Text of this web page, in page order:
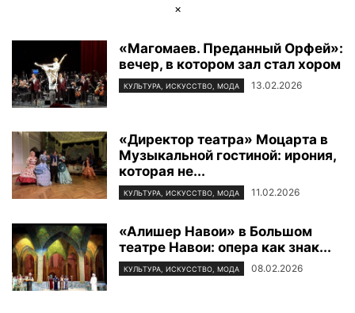
×
«Магомаев. Преданный Орфей»:
вечер, в котором зал стал хором
КУЛЬТУРА, ИСКУССТВО, МОДА 13.02.2026
«Директор театра» Моцарта в
Музыкальной гостиной: ирония,
которая не...
КУЛЬТУРА, ИСКУССТВО, МОДА 11.02.2026
«Алишер Навои» в Большом
театре Навои: опера как знак...
КУЛЬТУРА, ИСКУССТВО, МОДА 08.02.2026